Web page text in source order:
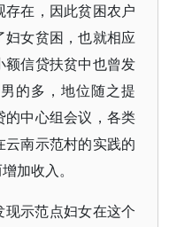
在，因此贫困农户
女贫困，也就相应
信贷扶贫中也曾发
的多，地位随之提
中心组会议，各类
南示范村的实践的
加收入。
示范点妇女在这个